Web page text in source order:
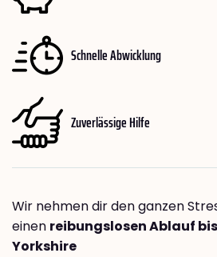
Schnelle Abwicklung
Zuverlässige Hilfe
Wir nehmen dir den ganzen
einen reibungslosen Ablauf
Yorkshire